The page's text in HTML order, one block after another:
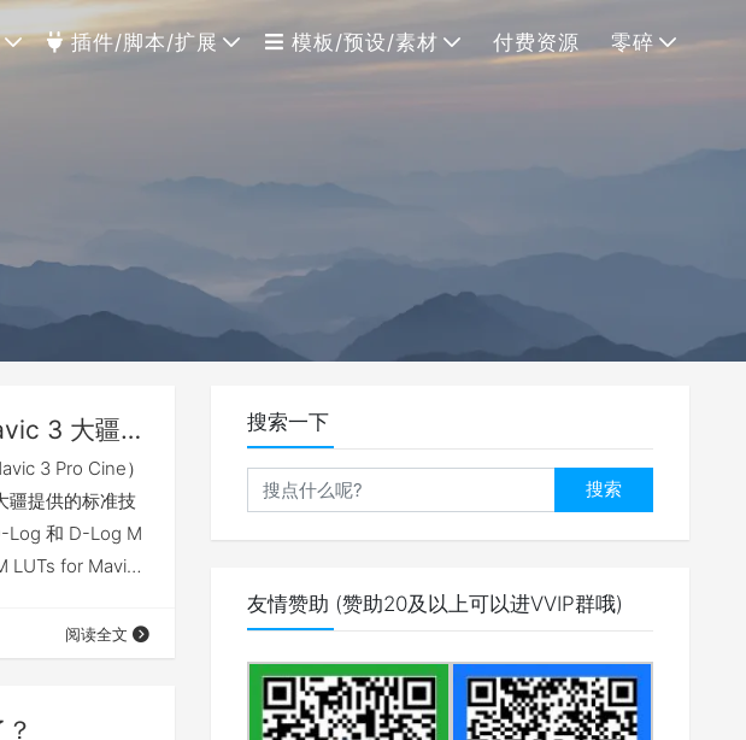
插件/脚本/扩展 模板/预设/素材 付费资源 零碎
LUTs：Phantom LUTs for Mavic 3 大疆御3系列专用调色LUTs
3 Pro Cine）
疆提供的标准技
Log 和 D-Log M
LUTs for Mavic
阅读全文
搜索一下
搜索
友情赞助 (赞助20及以上可以进VVIP群哦)